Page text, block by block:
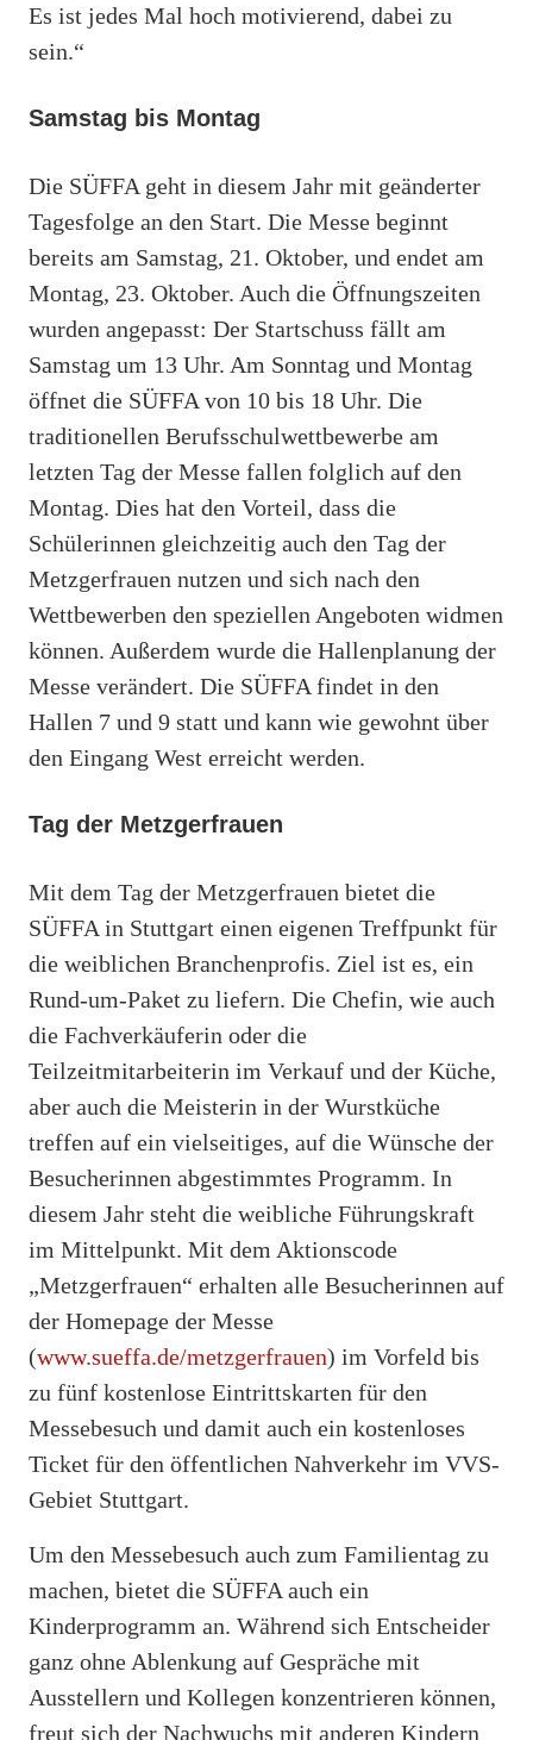
Es ist jedes Mal hoch motivierend, dabei zu
sein.“
Samstag bis Montag
Die SÜFFA geht in diesem Jahr mit geänderter
Tagesfolge an den Start. Die Messe beginnt
bereits am Samstag, 21. Oktober, und endet am
Montag, 23. Oktober. Auch die Öffnungszeiten
wurden angepasst: Der Startschuss fällt am
Samstag um 13 Uhr. Am Sonntag und Montag
öffnet die SÜFFA von 10 bis 18 Uhr. Die
traditionellen Berufsschulwettbewerbe am
letzten Tag der Messe fallen folglich auf den
Montag. Dies hat den Vorteil, dass die
Schülerinnen gleichzeitig auch den Tag der
Metzgerfrauen nutzen und sich nach den
Wettbewerben den speziellen Angeboten widmen
können. Außerdem wurde die Hallenplanung der
Messe verändert. Die SÜFFA findet in den
Hallen 7 und 9 statt und kann wie gewohnt über
den Eingang West erreicht werden.
Tag der Metzgerfrauen
Mit dem Tag der Metzgerfrauen bietet die
SÜFFA in Stuttgart einen eigenen Treffpunkt für
die weiblichen Branchenprofis. Ziel ist es, ein
Rund-um-Paket zu liefern. Die Chefin, wie auch
die Fachverkäuferin oder die
Teilzeitmitarbeiterin im Verkauf und der Küche,
aber auch die Meisterin in der Wurstküche
treffen auf ein vielseitiges, auf die Wünsche der
Besucherinnen abgestimmtes Programm. In
diesem Jahr steht die weibliche Führungskraft
im Mittelpunkt. Mit dem Aktionscode
„Metzgerfrauen“ erhalten alle Besucherinnen auf
der Homepage der Messe
(www.sueffa.de/metzgerfrauen) im Vorfeld bis
zu fünf kostenlose Eintrittskarten für den
Messebesuch und damit auch ein kostenloses
Ticket für den öffentlichen Nahverkehr im VVS-
Gebiet Stuttgart.
Um den Messebesuch auch zum Familientag zu
machen, bietet die SÜFFA auch ein
Kinderprogramm an. Während sich Entscheider
ganz ohne Ablenkung auf Gespräche mit
Ausstellern und Kollegen konzentrieren können,
freut sich der Nachwuchs mit anderen Kindern